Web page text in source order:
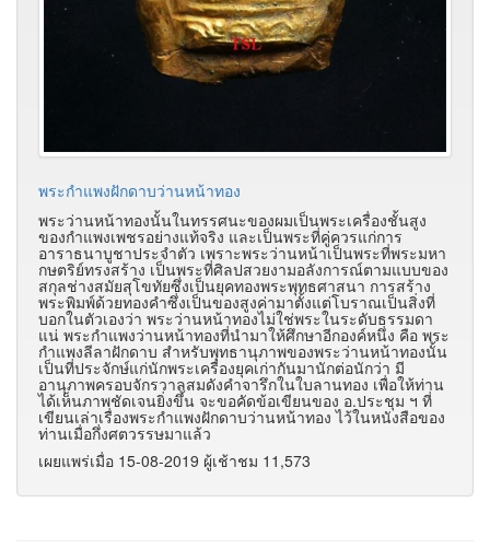
พระกำแพงฝักดาบว่านหน้าทอง
พระว่านหน้าทองนั้นในทรรศนะของผมเป็นพระเครื่องชั้นสูง
ของกำแพงเพชรอย่างแท้จริง และเป็นพระที่คู่ควรแก่การ
อาราธนาบูชาประจำตัว เพราะพระว่านหน้าเป็นพระที่พระมหา
กษตริย์ทรงสร้าง เป็นพระที่ศิลปสวยงามอลังการณ์ตามแบบของ
สกุลช่างสมัยสุโขทัยซึ่งเป็นยุคทองพระพุทธศาสนา การสร้าง
พระพิมพ์ด้วยทองคำซึ่งเป็นของสูงค่ามาตั้งแต่โบราณเป็นสิ่งที่
บอกในตัวเองว่า พระว่านหน้าทองไม่ใช่พระในระดับธรรมดา
แน่ พระกำแพงว่านหน้าทองที่นำมาให้ศึกษาอีกองค์หนึ่ง คือ พระ
กำแพงลีลาฝักดาบ สำหรับพุทธานุภาพของพระว่านหน้าทองนั้น
เป็นที่ประจักษ์แก่นักพระเครื่องยุคเก่ากันมานักต่อนักว่า มี
อานุภาพครอบจักรวาลสมดังคำจารึกในใบลานทอง เพื่อให้ท่าน
ได้เห็นภาพชัดเจนยิ่งขึ้น จะขอคัดข้อเขียนของ อ.ประชุม ฯ ที่
เขียนเล่าเรื่องพระกำแพงฝักดาบว่านหน้าทอง ไว้ในหนังสือของ
ท่านเมื่อกึ่งศตวรรษมาแล้ว
เผยแพร่เมื่อ 15-08-2019 ผู้เช้าชม 11,573